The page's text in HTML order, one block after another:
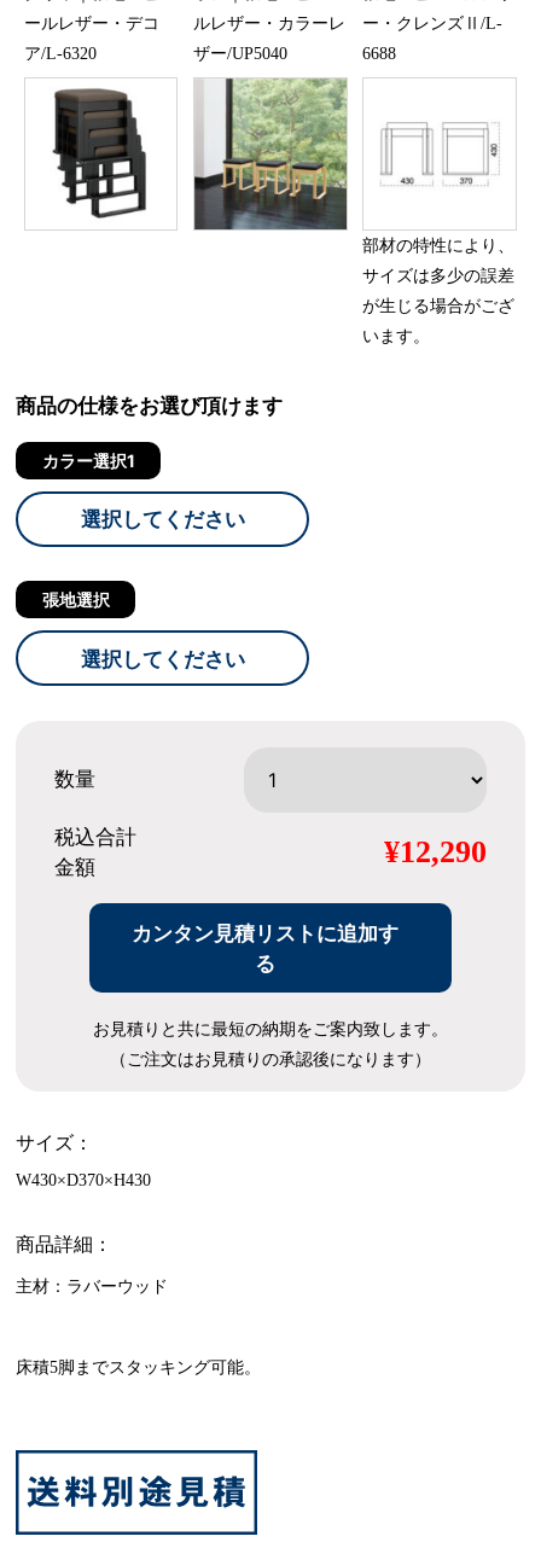
ールレザー・デコ
ア/L-6320
ルレザー・カラーレ
ザー/UP5040
ー・クレンズⅡ/L-
6688
部材の特性により、
サイズは多少の誤差
が生じる場合がござ
います。
商品の仕様をお選び頂けます
カラー選択1
選択してください
張地選択
選択してください
数量
税込合計
金額
¥12,290
カンタン見積リストに追加す
る
お見積りと共に最短の納期をご案内致します。
（ご注文はお見積りの承認後になります）
サイズ：
W430×D370×H430
商品詳細：
主材：ラバーウッド
床積5脚までスタッキング可能。